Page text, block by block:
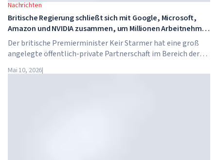
Nachrichten
Britische Regierung schließt sich mit Google, Microsoft,
Amazon und NVIDIA zusammen, um Millionen Arbeitnehmer
in KI-Kompetenzen zu schulen
Der britische Premierminister Keir Starmer hat eine groß
angelegte öffentlich-private Partnerschaft im Bereich der
Amazon und NVIDIA starten gemeinsam mit der Regierung
Mai 10, 2026|